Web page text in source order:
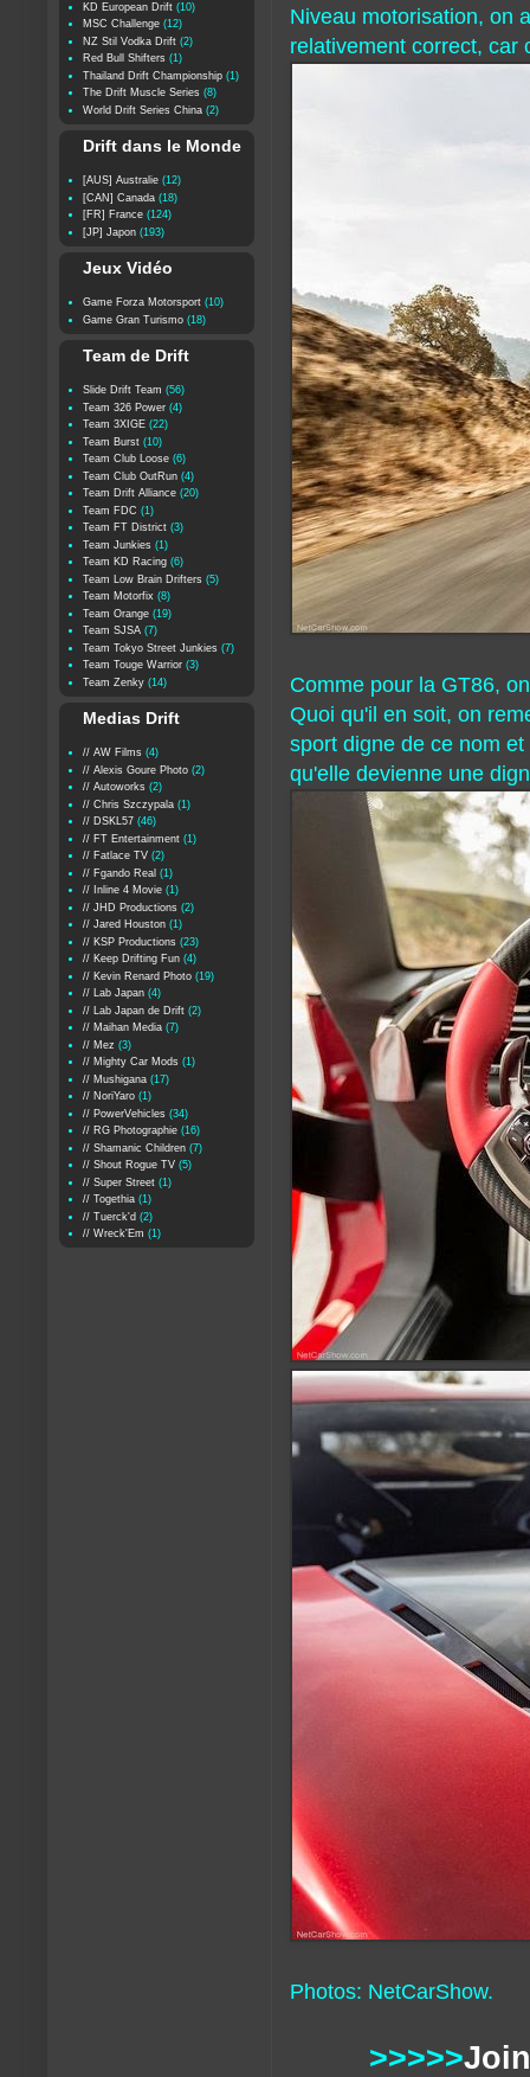
Niveau motorisation, on
relativement correct, car
Comme pour la GT86,
Quoi qu'il en soit, on
sport digne de ce nom
qu'elle devienne une
Photos: NetCarShow.
>>>>>
KD European Drift (10)
MSC Challenge (12)
NZ Stil Vodka Drift (2)
Red Bull Shifters (1)
Thailand Drift Championship (1)
The Drift Muscle Series (8)
World Drift Series China (2)
Drift dans le Monde
[AUS] Australie (12)
[CAN] Canada (18)
[FR] France (124)
[JP] Japon (193)
Jeux Vidéo
Game Forza Motorsport (10)
Game Gran Turismo (18)
Team de Drift
Slide Drift Team (56)
Team 326 Power (4)
Team 3XIGE (22)
Team Burst (10)
Team Club Loose (6)
Team Club OutRun (4)
Team Drift Alliance (20)
Team FDC (1)
Team FT District (3)
Team Junkies (1)
Team KD Racing (6)
Team Low Brain Drifters (5)
Team Motorfix (8)
Team Orange (19)
Team SJSA (7)
Team Tokyo Street Junkies (7)
Team Touge Warrior (3)
Team Zenky (14)
Medias Drift
// AW Films (4)
// Alexis Goure Photo (2)
// Autoworks (2)
// Chris Szczypala (1)
// DSKL57 (46)
// FT Entertainment (1)
// Fatlace TV (2)
// Fgando Real (1)
// Inline 4 Movie (1)
// JHD Productions (2)
// Jared Houston (1)
// KSP Productions (23)
// Keep Drifting Fun (4)
// Kevin Renard Photo (19)
// Lab Japan (4)
// Lab Japan de Drift (2)
// Maihan Media (7)
// Mez (3)
// Mighty Car Mods (1)
// Mushigana (17)
// NoriYaro (1)
// PowerVehicles (34)
// RG Photographie (16)
// Shamanic Children (7)
// Shout Rogue TV (5)
// Super Street (1)
// Togethia (1)
// Tuerck'd (2)
// Wreck'Em (1)